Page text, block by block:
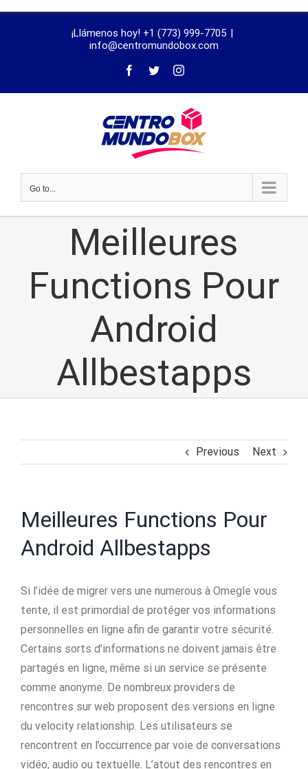
¡Llámenos hoy! +1 (773) 999-7705 |
info@centromundobox.com
Go to...
Meilleures
Functions Pour
Android
Allbestapps
Previous Next
Meilleures Functions Pour
Android Allbestapps
Si l’idée de migrer vers une numerous à Omegle vous
tente, il est primordial de protéger vos informations
personnelles en ligne afin de garantir votre sécurité.
Certains sorts d’informations ne doivent jamais être
partagés en ligne, même si un service se présente
comme anonyme. De nombreux providers de
rencontres sur web proposent des versions en ligne
du velocity relationship. Les utilisateurs se
rencontrent en l’occurrence par voie de conversations
vidéo, audio ou textuelle. L’atout des rencontres en